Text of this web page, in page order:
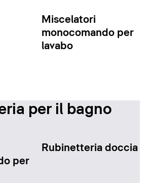
Miscelatori
monocomando per
lavabo
per il bagno
per
Rubinetteria doccia